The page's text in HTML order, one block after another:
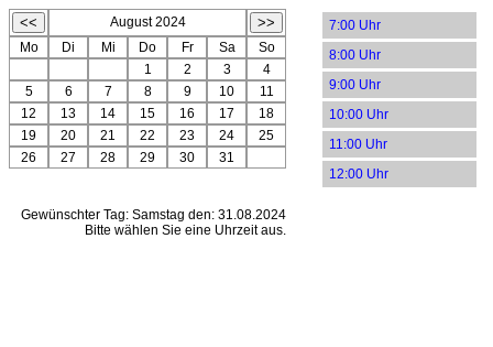
August 2024
Mo
Di Mi Do Fr Sa
So
1
2 3
4
5
6 7 8 9 10
11
12
13 14 15 16 17
18
19
20 21 22 23 24
25
26
27 28 29 30 31
7:00 Uhr
8:00 Uhr
9:00 Uhr
10:00 Uhr
11:00 Uhr
12:00 Uhr
Gewünschter Tag: Samstag den: 31.08.2024
Bitte wählen Sie eine Uhrzeit aus.